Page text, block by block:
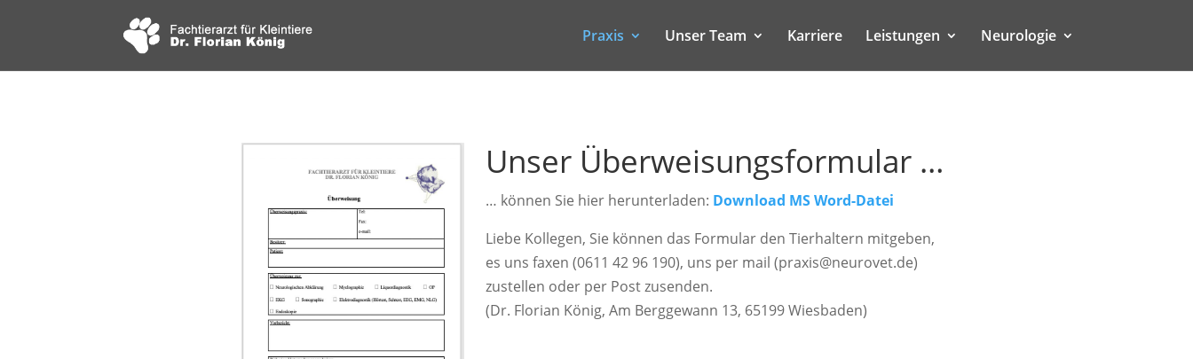
Praxis Unser Team Karriere Leistungen Neurologie
Unser Überweisungsformular …
… können Sie hier herunterladen: Download MS Word-Datei
Liebe Kollegen, Sie können das Formular den Tierhaltern mitgeben,
es uns faxen (0611 42 96 190), uns per mail (praxis@neurovet.de)
zustellen oder per Post zusenden.
(Dr. Florian König, Am Berggewann 13, 65199 Wiesbaden)